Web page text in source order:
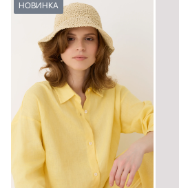
НОВИНКА